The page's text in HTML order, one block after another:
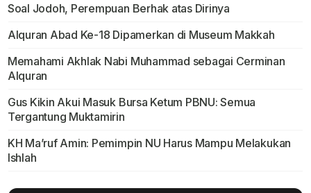
Soal Jodoh, Perempuan Berhak atas Dirinya
Alquran Abad Ke-18 Dipamerkan di Museum Makkah
Memahami Akhlak Nabi Muhammad sebagai Cerminan
Alquran
Gus Kikin Akui Masuk Bursa Ketum PBNU: Semua
Tergantung Muktamirin
KH Ma’ruf Amin: Pemimpin NU Harus Mampu Melakukan
Ishlah